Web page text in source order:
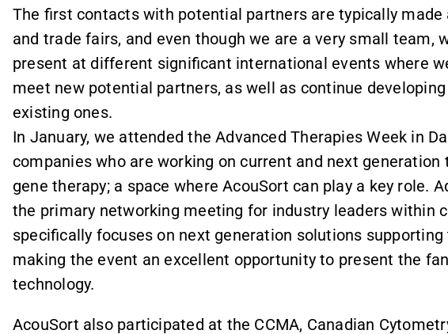
The first contacts with potential partners are typically
and trade fairs, and even though we are a very small team,
present at different significant international events where
meet new potential partners, as well as continue
existing ones.
In January, we attended the Advanced Therapies Week in
companies who are working on current and next
gene therapy; a space where AcouSort can play a key role.
the primary networking meeting for industry leaders within
specifically focuses on next generation solutions
making the event an excellent opportunity to present the
technology.
AcouSort also participated at the CCMA, Canadian